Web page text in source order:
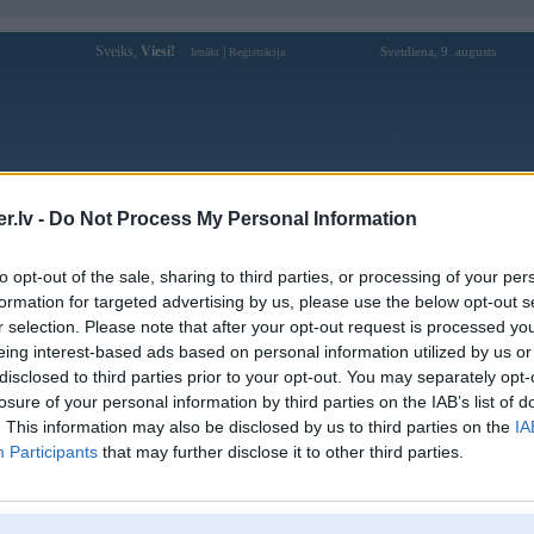
- Do Not Process My Personal Information
opt-out of the sale, sharing to third parties, or processing of your
for targeted advertising by us, please use the below opt-out
selection. Please note that after your opt-out request is processed
interest-based ads based on personal information utilized by us
to third parties prior to your opt-out. You may separately
of your personal information by third parties on the IAB’s list of
This information may also be disclosed by us to third parties on the
Participants that may further disclose it to other third parties.
Sveiks, Viesi! Ienākt Reģistrācija Svetdiena, 9. augusts
Forums Galerijas Reģistrācija Lietotāji
Lietotāja Sandis1203 profils
Pēdējo reizi manīts: 18. Nov 2009, 04:11
Lietotājvārds:
Sandis1203
Ziņojumi forumā:
5
[Pēdējie ziņojumi forumā]